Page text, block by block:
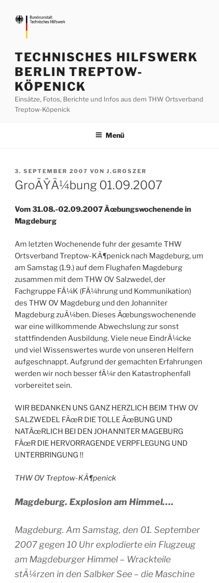
Inhalt
springen
TECHNISCHES HILFSWERK
BERLIN TREPTOW-
KÖPENICK
Einsätze, Fotos, Berichte und Infos aus dem THW Ortsverband
Treptow-Köpenick
Menü
VERÖFFENTLICHT
AM
3. SEPTEMBER 2007 VON J.GROSZER
GroÃŸÃ¼bung 01.09.2007
Vom 31.08.-02.09.2007 Ãœbungswochenende in
Magdeburg
Am letzten Wochenende fuhr der gesamte THW
Ortsverband Treptow-KÃ¶penick nach Magdeburg, um
am Samstag (1.9.) auf dem Flughafen Magdeburg
zusammen mit dem THW OV Salzwedel, der
Fachgruppe FÃ¼K (FÃ¼hrung und Kommunikation)
des THW OV Magdeburg und den Johanniter
Magdeburg zuÃ¼ben. Dieses Ãœbungswochenende
war eine willkommende Abwechslung zur sonst
stattfindenden Ausbildung. Viele neue EindrÃ¼cke
und viel Wissenswertes wurde von unseren Helfern
aufgeschnappt. Aufgrund der gemachten Erfahrungen
werden wir noch besser fÃ¼r den Katastrophenfall
vorbereitet sein.
WIR BEDANKEN UNS GANZ HERZLICH BEIM THW OV
SALZWEDEL FÃœR DIE TOLLE ÃœBUNG UND
NATÃœRLICH BEI DEN JOHANNITER MAGEBURG
FÃœR DIE HERVORRAGENDE VERPFLEGUNG UND
UNTERBRINGUNG !!
THW OV Treptow-KÃ¶penick
Magdeburg. Explosion am Himmel….
Magdeburg. Am Samstag, den 01. September
2007 gegen 10 Uhr explodierte ein Flugzeug
am Magdeburger Himmel – Wrackteile
stÃ¼rzen in den Salbker See – die Maschine